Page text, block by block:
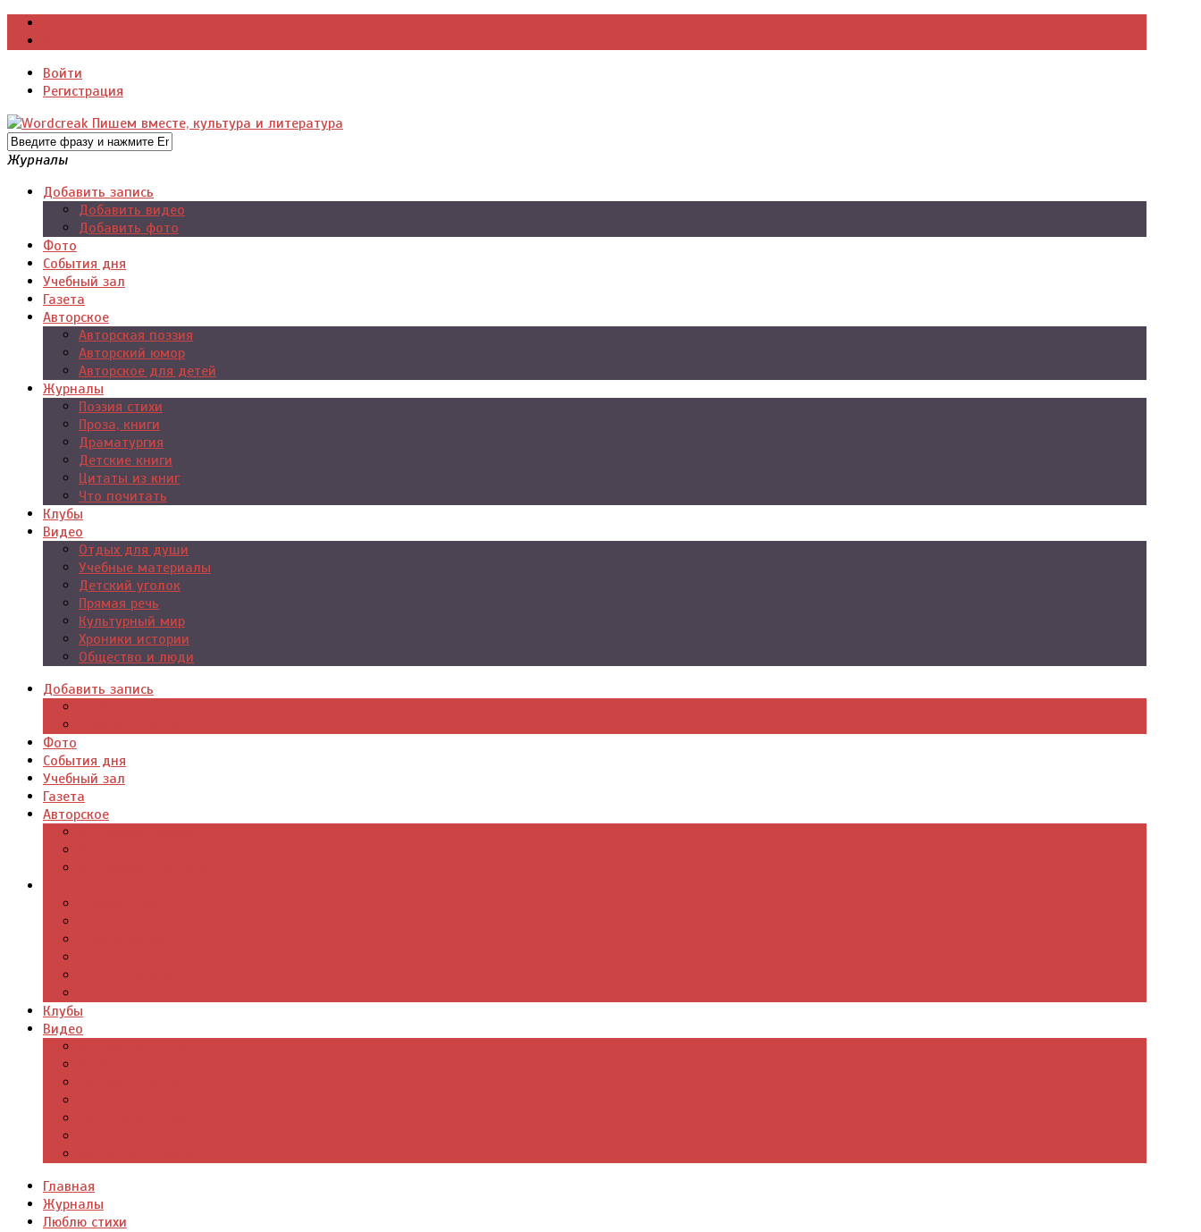
Войти
Регистрация
Журналы
Добавить запись
Добавить видео
Добавить фото
Фото
События дня
Учебный зал
Газета
Авторское
Авторская поэзия
Авторский юмор
Авторское для детей
Журналы
Поэзия стихи
Проза, книги
Драматургия
Детские книги
Цитаты из книг
Что почитать
Клубы
Видео
Отдых для души
Учебные материалы
Детский уголок
Прямая речь
Культурный мир
Хроники истории
Общество и люди
Добавить запись
Фото
События дня
Учебный зал
Газета
Авторское
Клубы
Видео
Главная
Журналы
Люблю стихи